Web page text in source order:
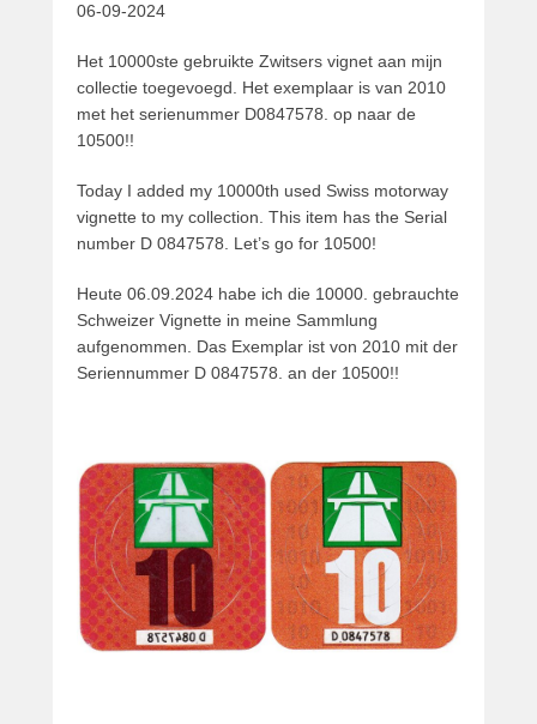
06-09-2024
Het 10000ste gebruikte Zwitsers vignet aan mijn
collectie toegevoegd. Het exemplaar is van 2010
met het serienummer D0847578. op naar de
10500!!
Today I added my 10000th used Swiss motorway
vignette to my collection. This item has the Serial
number D 0847578. Let’s go for 10500!
Heute 06.09.2024 habe ich die 10000. gebrauchte
Schweizer Vignette in meine Sammlung
aufgenommen. Das Exemplar ist von 2010 mit der
Seriennummer D 0847578. an der 10500!!